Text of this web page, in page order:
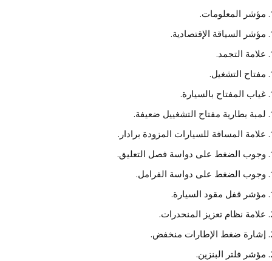
مؤشر المعلومات.
مؤشر السياقة الإقتصادية.
علامة التجمد.
مفتاح التشغيل.
غياب المفتاح بالسيارة.
لمبة بطارية مفتاح التشغييل ضعيفة.
علامة المسافة للسيارات المزودة برادار.
وجوب الضغط على دواسة فصل التعليق.
وجوب الضغط على دواسة الفرامل.
مؤشر قفل مقود السيارة.
علامة نظام تعزيز المنحدرات.
إشارة ضغط الإطارات منخفض.
مؤشر فلتر البنزين.